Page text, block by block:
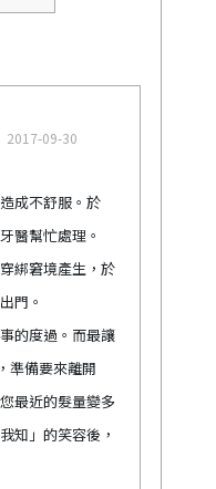
2017-09-30
成不舒服。於
醫幫忙處理。
綁窘境產生，於
門。
的度過。而最讓
準備要來離開
最近的髮量變多
知」的笑容後，